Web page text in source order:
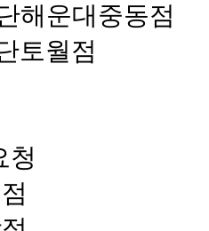
해운대중동점
토월점
청